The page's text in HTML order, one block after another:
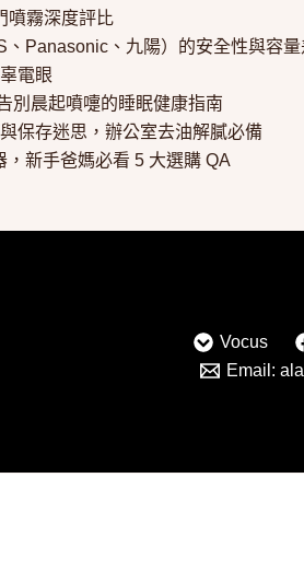
噴霧深度評比
Panasonic、九陽）的安全性與容
電眼
別晨起噴嚏的睡眠健康指南
保存迷思，辦公室去油解膩必備
新手爸媽必看 5 大選購 QA
Vocus
Email: